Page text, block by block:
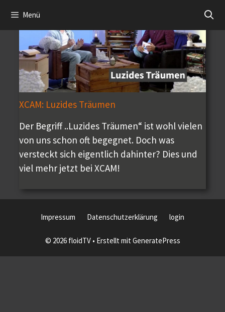
InhaltMenü
XCAM: Luzides Träumen
Der Begriff ..Luzides Träumen“ ist wohl vielen
von uns schon oft begegnet. Doch was
versteckt sich eigentlich dahinter? Dies und
viel mehr jetzt bei XCAM!
Impressum Datenschutzerklärung login
© 2026 floidTV• Erstellt mit GeneratePress